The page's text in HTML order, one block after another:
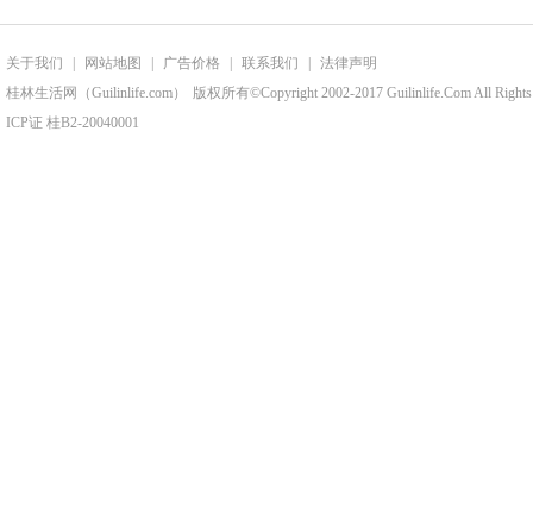
关于我们 网站地图 广告价格 联系我们
法律声明
桂林生活网（Guilinlife.com）
版权所有©Copyright 2002-2017 Guilinlife.Com All Rights
ICP证 桂B2-20040001